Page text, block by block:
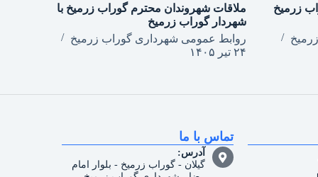
زرمیخ
ملاقات شهروندان محترم گوراب زرمیخ با
شهردار گوراب زرمیخ
روابط عمومی شهرداری گوراب زرمیخ
۲۴ تیر ۱۴۰۵
تماس با ما
آدرس:
گیلان - گوراب زرمیخ - بلوار امام